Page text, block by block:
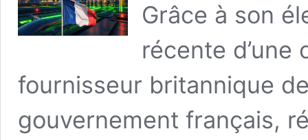
Grâce à son
récente
fournisseur britannique
gouvernement français,